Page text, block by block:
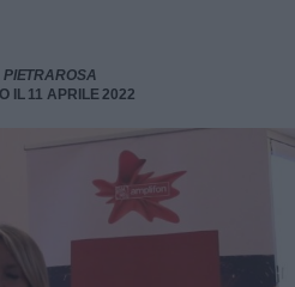
IL 11 APRILE 2022